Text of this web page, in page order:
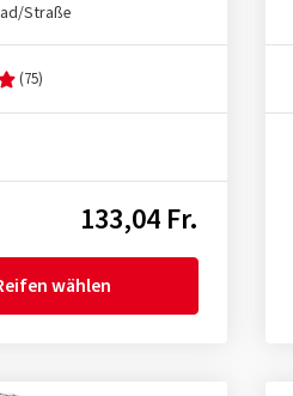
Straße
(75)
133,04 Fr.
wählen